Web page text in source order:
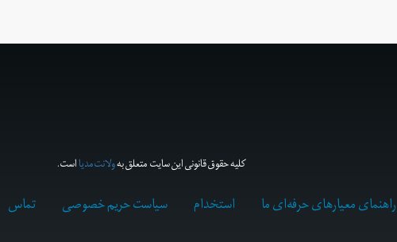
کلیه حقوق قانونی این سایت متعلق بهولانت‌مدیااست.
راهنمای معیارهای حرفه‌ای ما استخدام سیاست حریم خصوصی تماس